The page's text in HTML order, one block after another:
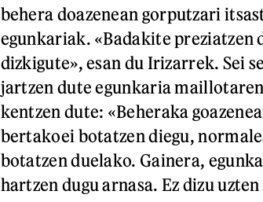
behera doazenean gorputzari
egunkariak. «Badakite preziatzen
dizkigute», esan du Irizarrek. Sei
jartzen dute egunkaria
kentzen dute: «Beheraka
bertakoei botatzen diegu,
botatzen duelako. Gainera,
hartzen dugu arnasa. Ez dizu